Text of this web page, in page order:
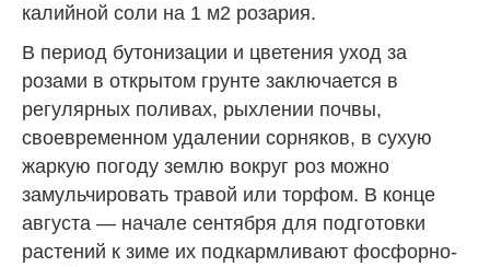
калийной соли на 1 м2 розария.
В период бутонизации и цветения уход за
розами в открытом грунте заключается в
регулярных поливах, рыхлении почвы,
своевременном удалении сорняков, в сухую
жаркую погоду землю вокруг роз можно
замульчировать травой или торфом. В конце
августа — начале сентября для подготовки
растений к зиме их подкармливают фосфорно-